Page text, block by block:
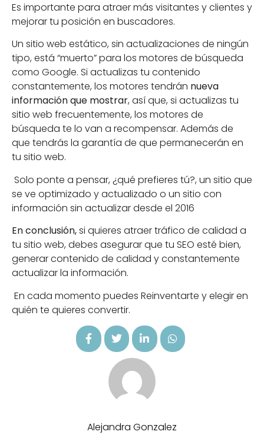
Es importante para atraer más visitantes y clientes y
mejorar tu posición en buscadores.
Un sitio web estático, sin actualizaciones de ningún
tipo, está “muerto” para los motores de búsqueda
como Google. Si actualizas tu contenido
constantemente, los motores tendrán nueva
información que mostrar, así que, si actualizas tu
sitio web frecuentemente, los motores de
búsqueda te lo van a recompensar. Además de
que tendrás la garantía de que permanecerán en
tu sitio web.
Solo ponte a pensar, ¿qué prefieres tú?, un sitio que
se ve optimizado y actualizado o un sitio con
información sin actualizar desde el 2016
En conclusión,si quieres atraer tráfico de calidad a
tu sitio web, debes asegurar que tu SEO esté bien,
generar contenido de calidad y constantemente
actualizar la información.
En cada momento puedes Reinventarte y elegir en
quién te quieres convertir.
Alejandra Gonzalez